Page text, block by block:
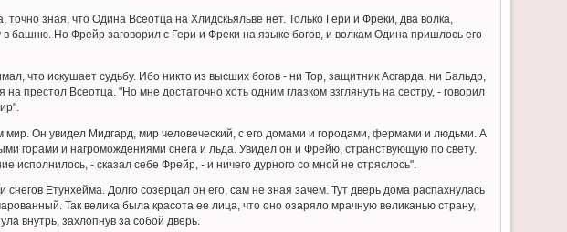
зная, что Одина Всеотца на Хлидскьяльве нет. Только Гери и Фреки, два волка,
башню. Но Фрейр заговорил с Гери и Фреки на языке богов, и волкам Одина пришлось его
что искушает судьбу. Ибо никто из высших богов - ни Тор, защитник Асгарда, ни Бальдр,
престол Всеотца. "Но мне достаточно хоть одним глазком взглянуть на сестру, - говорил
Он увидел Мидгард, мир человеческий, с его домами и городами, фермами и людьми. А
горами и нагромождениями снега и льда. Увидел он и Фрейю, странствующую по свету.
- сказал себе Фрейр, - и ничего дурного со мной не стряслось".
Етунхейма. Долго созерцал он его, сам не зная зачем. Тут дверь дома распахнулась
Так велика была красота ее лица, что оно озаряло мрачную великанью страну,
внутрь, захлопнув за собой дверь.